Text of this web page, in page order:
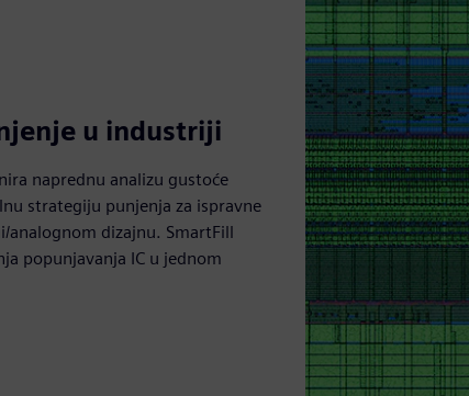
u industriji
naprednu analizu gustoće
strategiju punjenja za ispravne
dizajnu. SmartFill
popunjavanja IC u jednom